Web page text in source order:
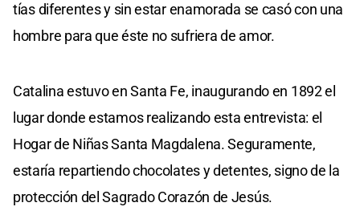
tías diferentes y sin estar enamorada se casó con una
hombre para que éste no sufriera de amor.
Catalina estuvo en Santa Fe, inaugurando en 1892 el
lugar donde estamos realizando esta entrevista: el
Hogar de Niñas Santa Magdalena. Seguramente,
estaría repartiendo chocolates y detentes, signo de la
protección del Sagrado Corazón de Jesús.